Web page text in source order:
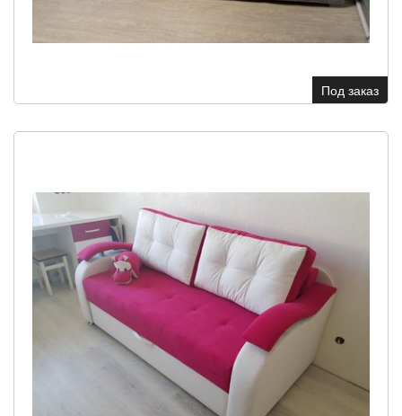
Под заказ